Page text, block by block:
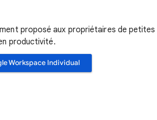
proposé aux propriétaires de petites
productivité.
Workspace Individual